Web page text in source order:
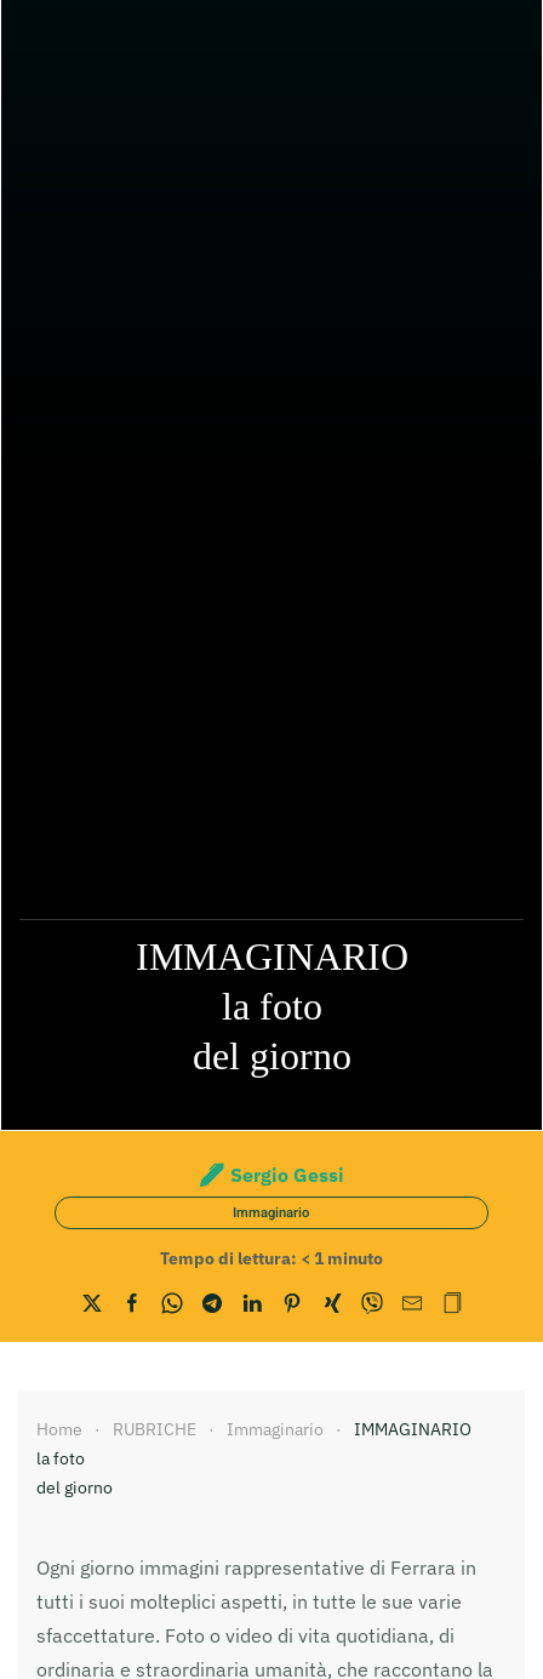
IMMAGINARIO
la foto
del giorno
Sergio Gessi
Immaginario
Tempo di lettura: < 1 minuto
Home RUBRICHE Immaginario
IMMAGINARIO
la foto
del giorno
Ogni giorno immagini rappresentative di Ferrara in
tutti i suoi molteplici aspetti, in tutte le sue varie
sfaccettature. Foto o video di vita quotidiana, di
ordinaria e straordinaria umanità, che raccontano la